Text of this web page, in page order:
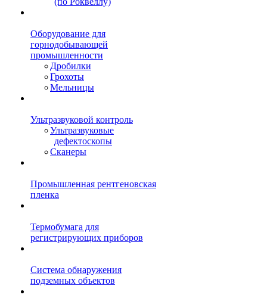
Оборудование для
горнодобывающей
промышленности
Дробилки
Грохоты
Мельницы
Ультразвуковой контроль
Ультразвуковые
дефектоскопы
Сканеры
Промышленная рентгеновская
пленка
Термобумага для
регистрирующих приборов
Система обнаружения
подземных объектов